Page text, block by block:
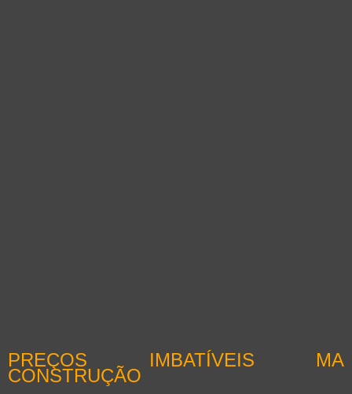
PREÇOS IMBATÍVEIS MA
CONSTRUÇÃO